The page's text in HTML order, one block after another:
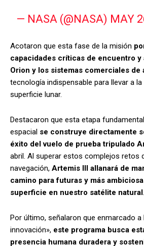
— NASA (@NASA) MAY
Acotaron que esta fase de la misión
capacidades críticas de encuentro
Orion y los sistemas comerciales de
tecnología indispensable para llevar a
superficie lunar.
Destacaron que esta etapa
espacial se construye directamente
éxito del vuelo de prueba tripulado
abril. Al superar estos complejos retos
navegación, Artemis III allanará de
camino para futuras y más
superficie en nuestro satélite natural.
Por último, señalaron que enmarcado a
innovación», este programa busca
presencia humana duradera y